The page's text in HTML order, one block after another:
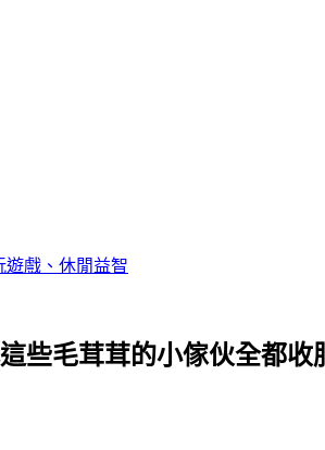
遊戲、休閒益智
些毛茸茸的小傢伙全都收